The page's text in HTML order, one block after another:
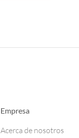
Empresa
Acerca de nosotros